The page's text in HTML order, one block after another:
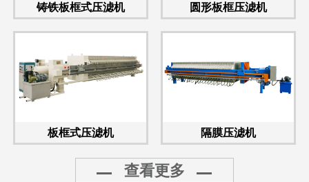
铸铁板框式压滤机 圆形板框压滤机
板框式压滤机 隔膜压滤机
查看更多